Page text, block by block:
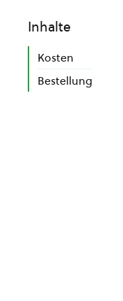
Inhalte
Kosten
Bestellung